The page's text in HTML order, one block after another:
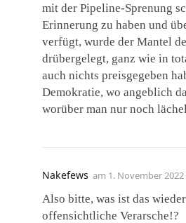
mit der Pipeline-Sprenung
Erinnerung zu haben und
verfügt, wurde der Mantel
drübergelegt, ganz wie in
auch nichts preisgegeben
Demokratie, wo angeblich
worüber man nur noch
Nakefews am 1. November 2022
Also bitte, was ist das
offensichtliche Verarsche!?